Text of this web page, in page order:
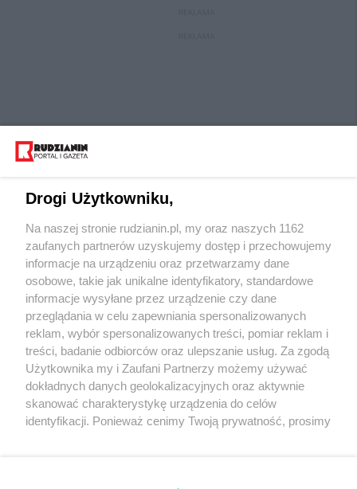
Wydawca mediów lokalnych
Nie zapomnij
zapoznać się z:
polityką prywatności regulamin korzystania z portali
Twojemiasto
Piekary Śląskie
Chorzów
Tarnowskie Góry
Skontaktuj sięz nami
Kontakt
Wydawca
Redakcja
Drogi Użytkowniku,
Na naszej stronie rudzianin.pl, my oraz naszych 1162
zaufanych partnerów uzyskujemy dostęp i przechowujemy
informacje na urządzeniu oraz przetwarzamy dane
osobowe, takie jak unikalne identyfikatory, standardowe
informacje wysyłane przez urządzenie czy dane
przeglądania w celu zapewniania spersonalizowanych
reklam, wybór spersonalizowanych treści, pomiar reklam i
treści, badanie odbiorców oraz ulepszanie usług. Za zgodą
Użytkownika my i Zaufani Partnerzy możemy używać
dokładnych danych geolokalizacyjnych oraz aktywnie
skanować charakterystykę urządzenia do celów
identyfikacji. Ponieważ cenimy Twoją prywatność, prosimy